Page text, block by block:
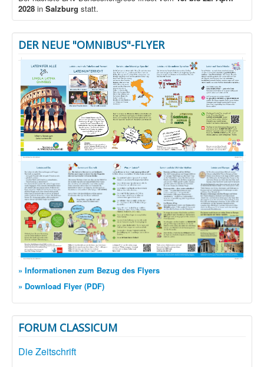
2028 in Salzburg statt.
DER NEUE "OMNIBUS"-FLYER
» Informationen zum Bezug des Flyers
» Download Flyer (PDF)
FORUM CLASSICUM
Die Zeitschrift